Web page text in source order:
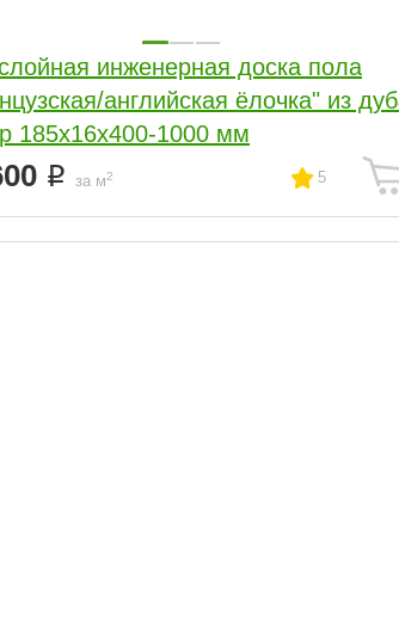
инженерная доска пола
английская ёлочка" из
185х16х400-1000 мм
за м2 5